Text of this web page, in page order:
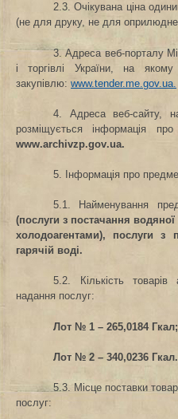
2.3. Очікувана ціна
(не для друку, не для
3. Адреса веб-порталу
і торгівлі України, на
закупівлю: www.tender.me.gov.ua.
4. Адреса веб-сайту,
розміщується інформація
www.archivzp.gov.ua.
5. Інформація про
5.1. Найменування
(послуги з постачання
холодоагентами), послуги з
гарячій воді.
5.2. Кількість
надання послуг:
Лот № 1 – 265,0184 Гкал;
Лот № 2 – 340,0236 Гкал.
5.3. Місце поставки
послуг: